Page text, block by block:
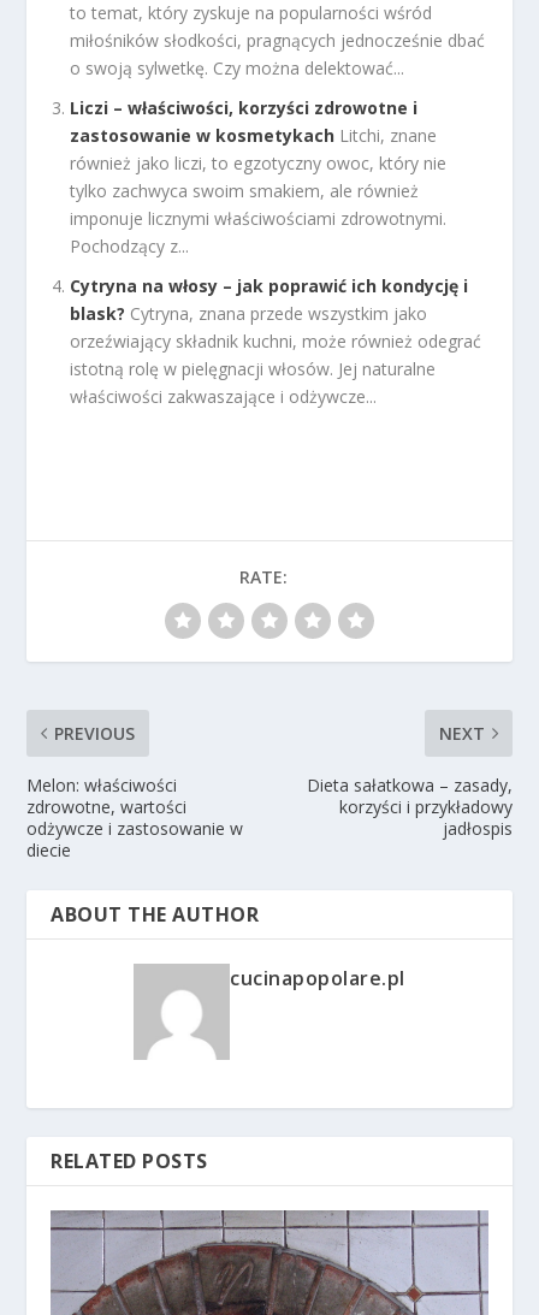
to temat, który zyskuje na popularności wśród
miłośników słodkości, pragnących jednocześnie dbać
o swoją sylwetkę. Czy można delektować...
Liczi – właściwości, korzyści zdrowotne i
zastosowanie w kosmetykach Litchi, znane
również jako liczi, to egzotyczny owoc, który nie
tylko zachwyca swoim smakiem, ale również
imponuje licznymi właściwościami zdrowotnymi.
Pochodzący z...
Cytryna na włosy – jak poprawić ich kondycję i
blask? Cytryna, znana przede wszystkim jako
orzeźwiający składnik kuchni, może również odegrać
istotną rolę w pielęgnacji włosów. Jej naturalne
właściwości zakwaszające i odżywcze...
RATE:
PREVIOUS
Melon: właściwości
zdrowotne, wartości
odżywcze i zastosowanie w
diecie
NEXT
Dieta sałatkowa – zasady,
korzyści i przykładowy
jadłospis
ABOUT THE AUTHOR
cucinapopolare.pl
RELATED POSTS